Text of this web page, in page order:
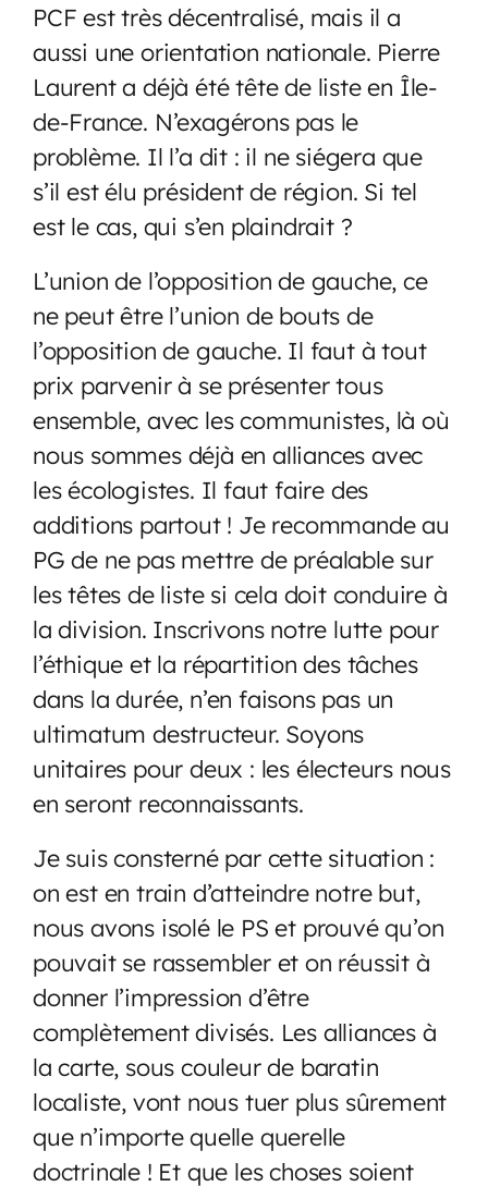
PCF est très décentralisé, mais il a
aussi une orientation nationale. Pierre
Laurent a déjà été tête de liste en Île-
de-France. N’exagérons pas le
problème. Il l’a dit : il ne siégera que
s’il est élu président de région. Si tel
est le cas, qui s’en plaindrait ?
L’union de l’opposition de gauche, ce
ne peut être l’union de bouts de
l’opposition de gauche. Il faut à tout
prix parvenir à se présenter tous
ensemble, avec les communistes, là où
nous sommes déjà en alliances avec
les écologistes. Il faut faire des
additions partout ! Je recommande au
PG de ne pas mettre de préalable sur
les têtes de liste si cela doit conduire à
la division. Inscrivons notre lutte pour
l’éthique et la répartition des tâches
dans la durée, n’en faisons pas un
ultimatum destructeur. Soyons
unitaires pour deux : les électeurs nous
en seront reconnaissants.
Je suis consterné par cette situation :
on est en train d’atteindre notre but,
nous avons isolé le PS et prouvé qu’on
pouvait se rassembler et on réussit à
donner l’impression d’être
complètement divisés. Les alliances à
la carte, sous couleur de baratin
localiste, vont nous tuer plus sûrement
que n’importe quelle querelle
doctrinale ! Et que les choses soient